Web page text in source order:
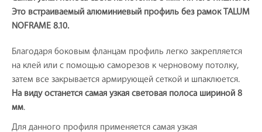
Это встраиваемый алюминиевый профиль без рамок TALUM
NOFRAME 8.10.
Благодаря боковым фланцам профиль легко закрепляется
на клей или с помощью саморезов к черновому потолку,
затем все закрывается армирующей сеткой и шпаклюется.
На виду останется самая узкая световая полоса шириной 8
мм.
Для данного профиля применяется самая узкая